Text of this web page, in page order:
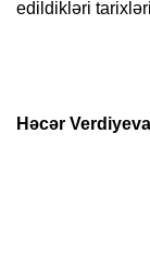
edildikləri
Həcər